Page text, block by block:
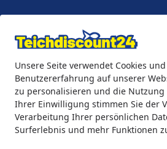
Unsere Seite verwendet Cookies
Benutzererfahrung auf unserer
zu personalisieren und die
Ihrer Einwilligung stimmen Sie der
Verarbeitung Ihrer persönlichen
Surferlebnis und mehr Funktionen
Eigene Montage-
Teichprodukte Aquaristik Söll
Gardenforma Wasserspiel-Findling